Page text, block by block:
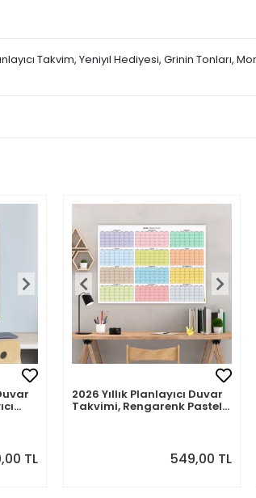
Takvim, Yeniyıl Hediyesi, Grinin Tonları,
TL
2026 Yıllık Planlayıcı Duvar
Takvimi, Rengarenk Pastel
549,00 TL